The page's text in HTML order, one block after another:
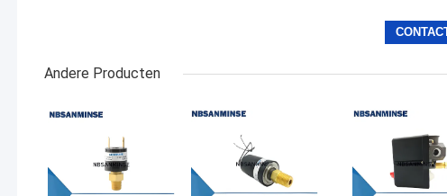
Andere Producten